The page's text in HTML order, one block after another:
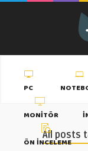
PC
MONITÖR
ÖN İNCELEME
All posts